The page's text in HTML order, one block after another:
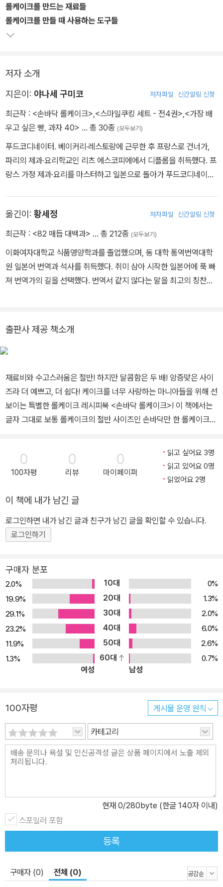
롤케이크를 만드는 재료들
롤케이크를 만들 때 사용하는 도구들
저자 소개
지은이: 야나세 구미코 저자파일 신간알림 신청
최근작 : <손바닥 롤케이크>,<스마일쿠킹 세트 - 전4권>,<가장 배
우고 싶은 빵, 과자 40> … 총 30종 (모두보기)
푸드코디네이터. 베이커리·레스토랑에 근무한 후 프랑스로 건너가,
파리의 제과·요리학교인 리츠 에스코피에에서 디플롬을 취득했다. 프
랑스 가정 제과·요리를 마스터하고 일본으로 돌아가 푸드코디네이터
만들 수 있는 귀여운 과자>, <가장 배우고 싶은 빵 과자40> 등이 있
다. http://www.k-yanase.com/
옮긴이: 황세정 저자파일 신간알림 신청
최근작 : <82 매듭 대백과> … 총 212종 (모두보기)
이화여자대학교 식품영양학과를 졸업했으며, 동 대학 통역번역대학
원 일본어 번역과 석사를 취득했다. 취미 삼아 시작한 일본어에 푹 빠
져 번역가의 길을 선택했다. 번역서 같지 않다는 말을 최고의 칭찬으
행복한 청소부』, 『모나리자는 왜 루브르에 있는가』, 『초콜릿 한 조각
의 기적』, 『베이킹은 과학이다』, 『베이킹은 과학이다 – 빵 만들 때 곤
있다.
출판사 제공 책소개
재료비와 수고스러움은 절반! 하지만 달콤함은 두 배! 앙증맞은 사이
즈라 더 예쁘고, 더 쉽다! 케이크를 너무 사랑하는 마니아들을 위해 선
보이는 특별한 롤케이크 레시피북 <손바닥 롤케이크>! 이 책에서는
글자 그대로 보통 롤케이크의 절반 사이즈인 손바닥만 한 롤케이크를
고, 작은 만큼 시간도 절반, 재료도 절반, 노력도 절반만 들이면 된답
니다. 앗! 하지만 맛은 걱정하지 마세요! 두 배 이상의 상큼함과 달콤
함을 선사할 테니까요. <손바닥 롤케이크>는 스펀지케이크 굽기나
한 설명을 담고 있어 초보자도 쉽게 도전할 수 있어요. 또한 앙증맞은
사이즈에 어울리는 선물 포장법과 남은 재료와 스펀지케이크를 활용
해 만들 수 있는 여러 가지 디저트 레시피들도 소개되어 있어요. 무엇
보다 권말에 수록된 롤케이크 Q&A에서는 롤케이크 초보자들이 쉽게
즈의 롤케이크의 가장 좋은 점은 ‘작으니까 남기지 않고 한 번에 다 먹
을 수 있다.’는 점이에요. 보통 사이즈의 롤케이크는 만들어서 한 자리
에서 다 먹기 힘들기 때문에 냉장고에 보관했다 먹기도 하고 맛이 없
어져서 버리는 일도 생기지요. 하지만 손바닥 롤케이크는 가장 맛있
는 상태에서 딱 좋은 양만큼 먹고 남길 일도 없어요. 재료비도 적게 드
니까 부담 없이 연습할 수도 있지요. 가벼운 마음으로 충분히 연습해
서, 사랑하는 가족과 연인, 친구들에게 애정과 정성이 가득 담긴 손바
닥 롤케이크를 선물해 보세요. 그리고 멋진 손바닥 롤케이크를 만들
0
100자평
0
리뷰
0
마이페이퍼
읽고 싶어요 3명
읽고 있어요 0명
읽었어요 2명
이 책에 내가 남긴 글
로그인하면 내가 남긴 글과 친구가 남긴 글을 확인할 수 있습니다.
로그인하기
구매자 분포
2.0% 10대
0%
19.9%
20대
1.3%
29.1%
30대
2.0%
23.2%
40대
6.0%
11.9%
50대
2.6%
1.3%
60대
0.7%
여성
남성
100자평 게시물 운영 원칙
카테고리
현재 0/280byte (한글 140자 이내)
스포일러 포함
등록
구매자 (0) 전체 (0)